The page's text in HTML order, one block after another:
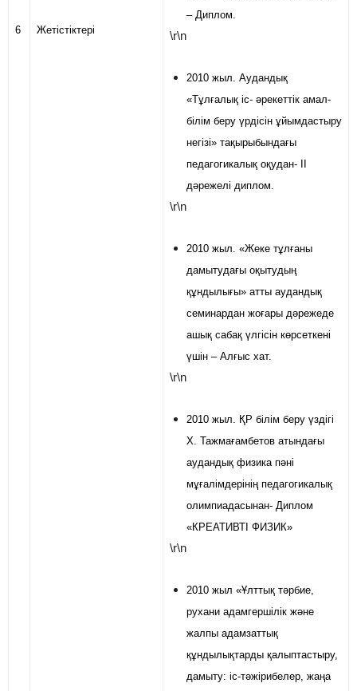
6 Жетістіктері
– Диплом.
\r\n
2010 жыл. Аудандық
«Тұлғалық іс- әрекеттік амал-
білім беру үрдісін ұйымдастыру
негізі» тақырыбындағы
педагогикалық оқудан- ІІ
дәрежелі диплом.
\r\n
2010 жыл. «Жеке тұлғаны
дамытудағы оқытудың
құндылығы» атты аудандық
семинардан жоғары дәрежеде
ашық сабақ үлгісін көрсеткені
үшін – Алғыс хат.
\r\n
2010 жыл. ҚР білім беру үздігі
Х. Тажмағамбетов атындағы
аудандық физика пәні
мұғалімдерінің педагогикалық
олимпиадасынан- Диплом
«КРЕАТИВТІ ФИЗИК»
\r\n
2010 жыл «Ұлттық тәрбие,
рухани адамгершілік және
жалпы адамзаттық
құндылықтарды қалыптастыру,
дамыту: іс-тәжірибелер, жаңа